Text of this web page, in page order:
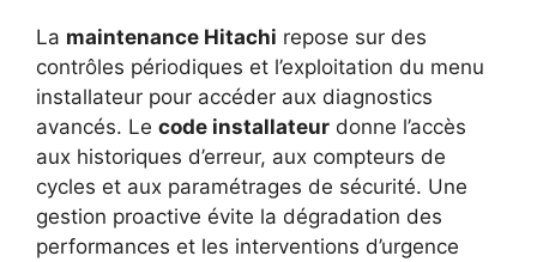
La maintenance Hitachi repose sur des
contrôles périodiques et l’exploitation du menu
installateur pour accéder aux diagnostics
avancés. Le code installateur donne l’accès
aux historiques d’erreur, aux compteurs de
cycles et aux paramétrages de sécurité. Une
gestion proactive évite la dégradation des
performances et les interventions d’urgence